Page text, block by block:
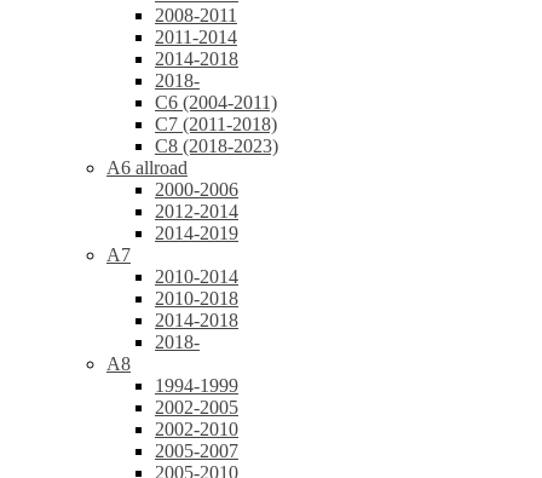
2008-2011
2011-2014
2014-2018
2018-
C6 (2004-2011)
C7 (2011-2018)
C8 (2018-2023)
A6 allroad
2000-2006
2012-2014
2014-2019
A7
2010-2014
2010-2018
2014-2018
2018-
A8
1994-1999
2002-2005
2002-2010
2005-2007
2005-2010